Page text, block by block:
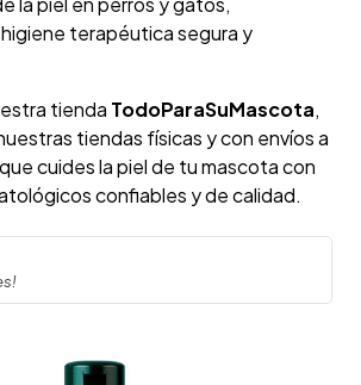
terapéutica segura y
tienda TodoParaSuMascota,
tiendas físicas y con envíos a
cuides la piel de tu mascota con
confiables y de calidad.